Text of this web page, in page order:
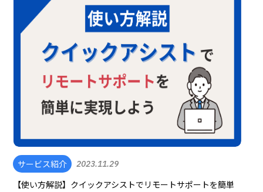
サービス紹介 2023.11.29
【使い方解説】クイックアシストでリモートサポートを簡単